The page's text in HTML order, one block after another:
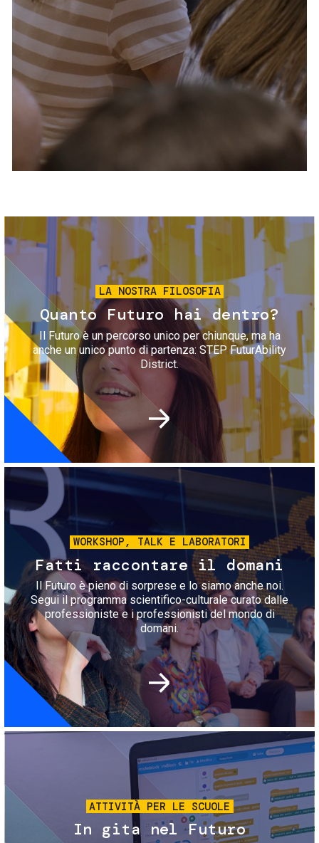
Servizi e accessibilità
Contatti
FAQ
Biglietti
Immagine
LA NOSTRA FILOSOFIA
Quanto Futuro hai dentro?
Il Futuro è un percorso unico per chiunque, ma ha
anche un unico punto di partenza: STEP FuturAbility
District.
Immagine
WORKSHOP, TALK E LABORATORI
Fatti raccontare il domani
Il Futuro è pieno di sorprese e lo siamo anche noi.
Segui il programma scientifico-culturale curato dalle
professioniste e i professionisti del mondo di
domani.
Immagine
ATTIVITÀ PER LE SCUOLE
In gita nel Futuro